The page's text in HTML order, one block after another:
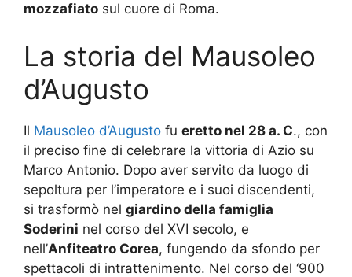
mozzafiato sul cuore di Roma.
La storia del Mausoleo
d’Augusto
Il Mausoleo d’Augusto fu eretto nel 28 a. C., con
il preciso fine di celebrare la vittoria di Azio su
Marco Antonio. Dopo aver servito da luogo di
sepoltura per l’imperatore e i suoi discendenti,
si trasformò nel giardino della famiglia
Soderini nel corso del XVI secolo, e
nell’Anfiteatro Corea, fungendo da sfondo per
spettacoli di intrattenimento. Nel corso del ‘900